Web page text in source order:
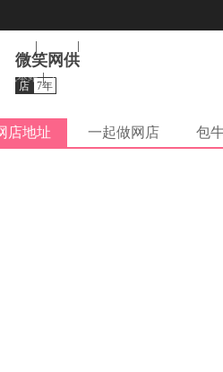
收藏本站 下载到桌面
微笑网供
店 7年
店地址 一起做网店 包